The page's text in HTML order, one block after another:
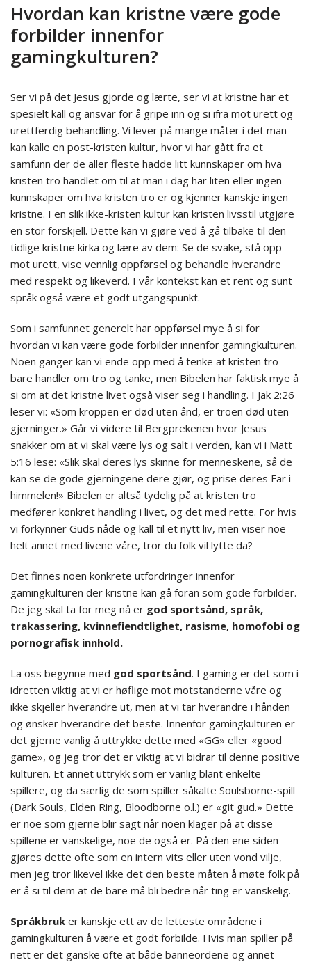
Hvordan kan kristne være gode
forbilder innenfor
gamingkulturen?
Ser vi på det Jesus gjorde og lærte, ser vi at kristne har et
spesielt kall og ansvar for å gripe inn og si ifra mot urett og
urettferdig behandling. Vi lever på mange måter i det man
kan kalle en post-kristen kultur, hvor vi har gått fra et
samfunn der de aller fleste hadde litt kunnskaper om hva
kristen tro handlet om til at man i dag har liten eller ingen
kunnskaper om hva kristen tro er og kjenner kanskje ingen
kristne. I en slik ikke-kristen kultur kan kristen livsstil utgjøre
en stor forskjell. Dette kan vi gjøre ved å gå tilbake til den
tidlige kristne kirka og lære av dem: Se de svake, stå opp
mot urett, vise vennlig oppførsel og behandle hverandre
med respekt og likeverd. I vår kontekst kan et rent og sunt
språk også være et godt utgangspunkt.
Som i samfunnet generelt har oppførsel mye å si for
hvordan vi kan være gode forbilder innenfor gamingkulturen.
Noen ganger kan vi ende opp med å tenke at kristen tro
bare handler om tro og tanke, men Bibelen har faktisk mye å
si om at det kristne livet også viser seg i handling. I Jak 2:26
leser vi: «Som kroppen er død uten ånd, er troen død uten
gjerninger.» Går vi videre til Bergprekenen hvor Jesus
snakker om at vi skal være lys og salt i verden, kan vi i Matt
5:16 lese: «Slik skal deres lys skinne for menneskene, så de
kan se de gode gjerningene dere gjør, og prise deres Far i
himmelen!» Bibelen er altså tydelig på at kristen tro
medfører konkret handling i livet, og det med rette. For hvis
vi forkynner Guds nåde og kall til et nytt liv, men viser noe
helt annet med livene våre, tror du folk vil lytte da?
Det finnes noen konkrete utfordringer innenfor
gamingkulturen der kristne kan gå foran som gode forbilder.
De jeg skal ta for meg nå er god sportsånd, språk,
trakassering, kvinnefiendtlighet, rasisme, homofobi og
pornografisk innhold.
La oss begynne med god sportsånd. I gaming er det som i
idretten viktig at vi er høflige mot motstanderne våre og
ikke skjeller hverandre ut, men at vi tar hverandre i hånden
og ønsker hverandre det beste. Innenfor gamingkulturen er
det gjerne vanlig å uttrykke dette med «GG» eller «good
game», og jeg tror det er viktig at vi bidrar til denne positive
kulturen. Et annet uttrykk som er vanlig blant enkelte
spillere, og da særlig de som spiller såkalte Soulsborne-spill
(Dark Souls, Elden Ring, Bloodborne o.l.) er «git gud.» Dette
er noe som gjerne blir sagt når noen klager på at disse
spillene er vanskelige, noe de også er. På den ene siden
gjøres dette ofte som en intern vits eller uten vond vilje,
men jeg tror likevel ikke det den beste måten å møte folk på
er å si til dem at de bare må bli bedre når ting er vanskelig.
Språkbruk er kanskje ett av de letteste områdene i
gamingkulturen å være et godt forbilde. Hvis man spiller på
nett er det ganske ofte at både banneordene og annet